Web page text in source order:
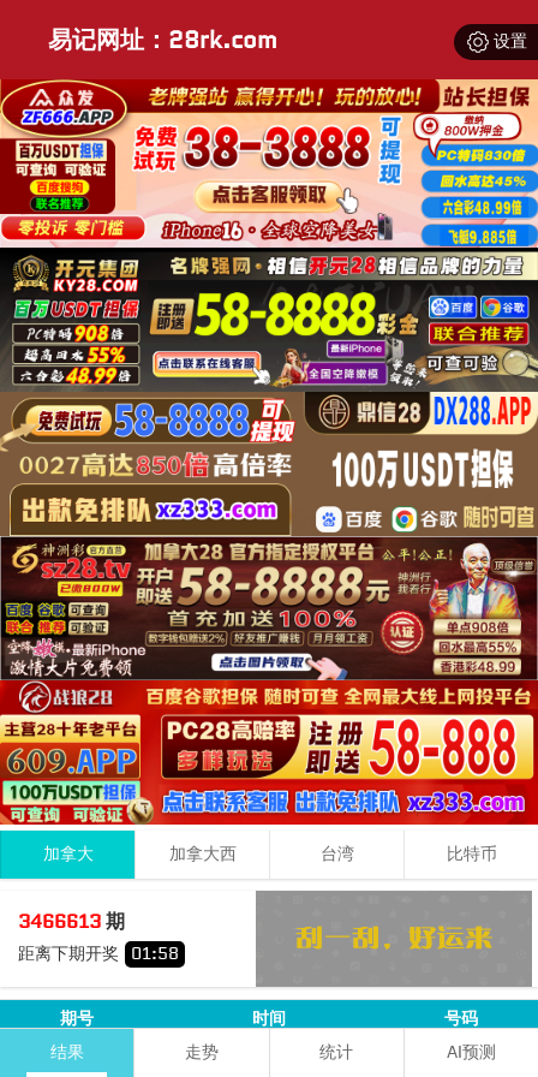
设置
易记网址：28rk.com
加拿大 加拿大西 台湾 比特币
3466613期
距离下期开奖 01:57
0 + 7 4 11
期号 时间
号码
3466612
08-07 17:04:30 3+8+2=13
结果 走势 统计 AI预测